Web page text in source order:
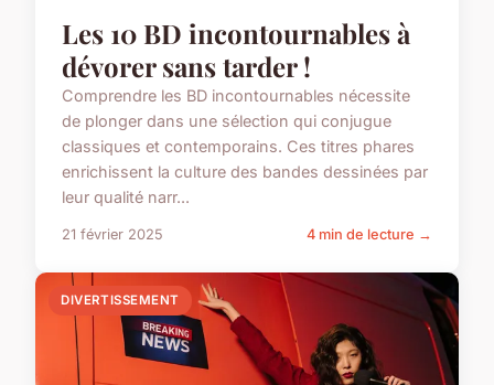
Les 10 BD incontournables à
dévorer sans tarder !
Comprendre les BD incontournables nécessite
de plonger dans une sélection qui conjugue
classiques et contemporains. Ces titres phares
enrichissent la culture des bandes dessinées par
leur qualité narr...
21 février 2025 4 min de lecture →
DIVERTISSEMENT